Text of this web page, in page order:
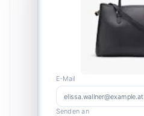
E-Mail
elissa.wallner@example.at
Senden an